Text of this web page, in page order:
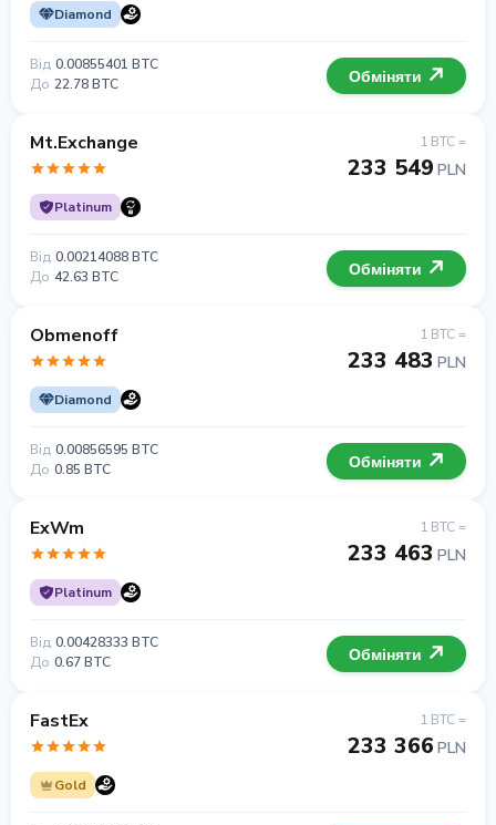
Diamond
Від 0.00855401 BTC
До 22.78 BTC Обміняти
Mt.Exchange
Platinum
1 BTC =
233 549 PLN
Від 0.00214088 BTC
До 42.63 BTC Обміняти
Obmenoff
Diamond
1 BTC =
233 483 PLN
Від 0.00856595 BTC
До 0.85 BTC Обміняти
ExWm
Platinum
1 BTC =
233 463 PLN
Від 0.00428333 BTC
До 0.67 BTC Обміняти
FastEx
Gold
1 BTC =
233 366 PLN